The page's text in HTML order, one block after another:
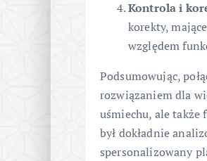
Kontrola i
korekty,
względem
Podsumowując,
rozwiązaniem dla
uśmiechu, ale także
był dokładnie
spersonalizowany